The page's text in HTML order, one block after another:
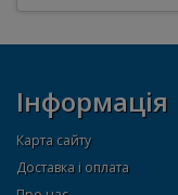
Інформація
Карта сайту
Доставка і оплата